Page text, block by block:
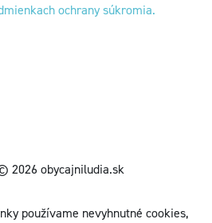
ochrany súkromia.
2026 obycajniludia.sk
používame nevyhnutné cookies,